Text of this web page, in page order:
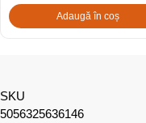
Adaugă în coș
SKU
5056325636146